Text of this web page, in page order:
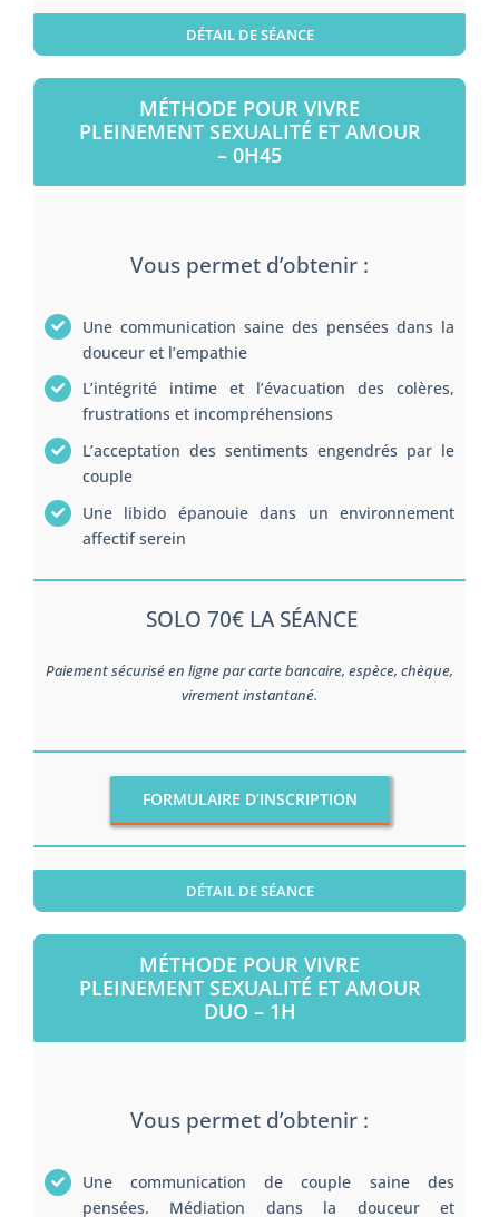
DÉTAIL DE SÉANCE
MÉTHODE POUR VIVRE
PLEINEMENT SEXUALITÉ ET AMOUR
– 0H45
Vous permet d’obtenir :
Une communication saine des pensées dans la
douceur et l’empathie
L’intégrité intime et l’évacuation des colères,
frustrations et incompréhensions
L’acceptation des sentiments engendrés par le
couple
Une libido épanouie dans un environnement
affectif serein
SOLO 70€ LA SÉANCE
Paiement sécurisé en ligne par carte bancaire, espèce, chèque,
virement instantané.
FORMULAIRE D’INSCRIPTION
DÉTAIL DE SÉANCE
MÉTHODE POUR VIVRE
PLEINEMENT SEXUALITÉ ET AMOUR
DUO – 1H
Vous permet d’obtenir :
Une communication de couple saine des
pensées. Médiation dans la douceur et